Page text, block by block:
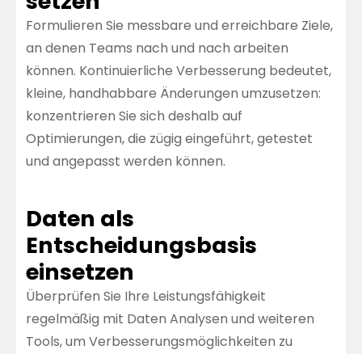
Formulieren Sie messbare und erreichbare Ziele,
an denen Teams nach und nach arbeiten
können. Kontinuierliche Verbesserung bedeutet,
kleine, handhabbare Änderungen umzusetzen:
konzentrieren Sie sich deshalb auf
Optimierungen, die zügig eingeführt, getestet
und angepasst werden können.
Daten als
Entscheidungsbasis
einsetzen
Überprüfen Sie Ihre Leistungsfähigkeit
regelmäßig mit Daten Analysen und weiteren
Tools, um Verbesserungsmöglichkeiten zu